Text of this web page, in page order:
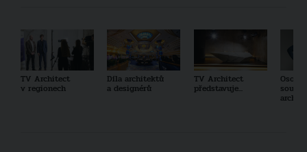
TV Architect
v regionech
Díla architektů
a designérů
TV Architect
představuje...